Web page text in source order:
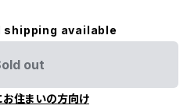
available
out
お住まいの方向け